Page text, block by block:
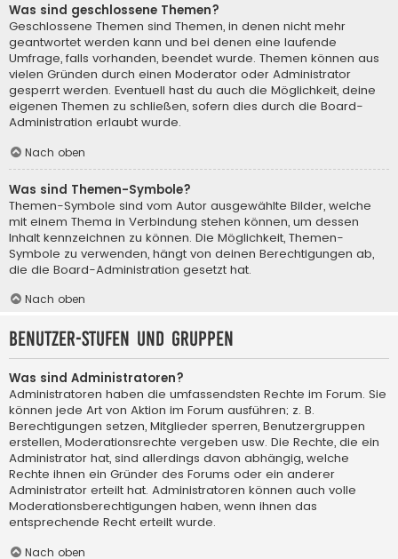
Was sind geschlossene Themen?
Geschlossene Themen sind Themen, in denen nicht mehr
geantwortet werden kann und bei denen eine laufende
Umfrage, falls vorhanden, beendet wurde. Themen können aus
vielen Gründen durch einen Moderator oder Administrator
gesperrt werden. Eventuell hast du auch die Möglichkeit, deine
eigenen Themen zu schließen, sofern dies durch die Board-
Administration erlaubt wurde.
Nach oben
Was sind Themen-Symbole?
Themen-Symbole sind vom Autor ausgewählte Bilder, welche
mit einem Thema in Verbindung stehen können, um dessen
Inhalt kennzeichnen zu können. Die Möglichkeit, Themen-
Symbole zu verwenden, hängt von deinen Berechtigungen ab,
die die Board-Administration gesetzt hat.
Nach oben
Benutzer-Stufen und Gruppen
Was sind Administratoren?
Administratoren haben die umfassendsten Rechte im Forum. Sie
können jede Art von Aktion im Forum ausführen; z. B.
Berechtigungen setzen, Mitglieder sperren, Benutzergruppen
erstellen, Moderationsrechte vergeben usw. Die Rechte, die ein
Administrator hat, sind allerdings davon abhängig, welche
Rechte ihnen ein Gründer des Forums oder ein anderer
Administrator erteilt hat. Administratoren können auch volle
Moderationsberechtigungen haben, wenn ihnen das
entsprechende Recht erteilt wurde.
Nach oben